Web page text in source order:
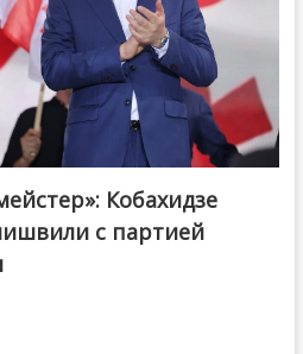
Dream
Кобахидзе
с партией